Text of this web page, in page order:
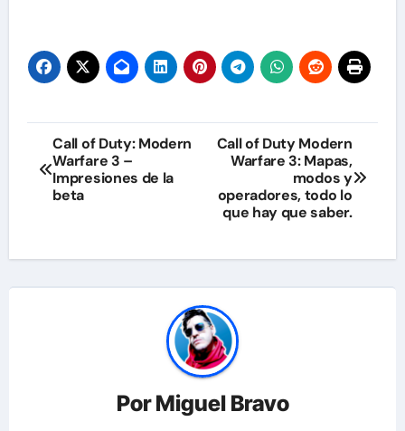
Navegación
de
Call of Duty: Modern
Warfare 3 –
Impresiones de la
beta
Call of Duty Modern
Warfare 3: Mapas,
modos y
operadores, todo lo
que hay que saber.
PorMiguel Bravo